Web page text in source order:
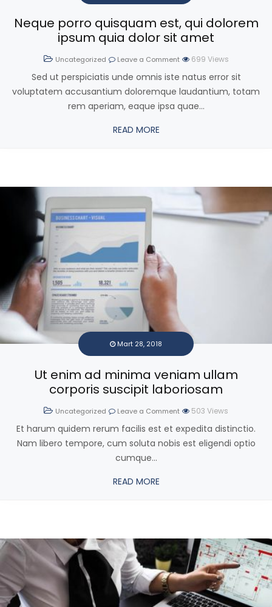
Neque porro quisquam est, qui dolorem
ipsum quia dolor sit amet
Uncategorized Leave a Comment 699 Views
Sed ut perspiciatis unde omnis iste natus error sit
voluptatem accusantium doloremque laudantium, totam
rem aperiam, eaque ipsa quae...
READ MORE
Mart 28, 2018
Ut enim ad minima veniam ullam
corporis suscipit laboriosam
Uncategorized Leave a Comment 503 Views
Et harum quidem rerum facilis est et expedita distinctio.
Nam libero tempore, cum soluta nobis est eligendi optio
cumque...
READ MORE